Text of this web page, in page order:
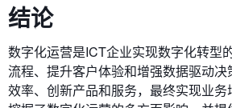
结论
数字化运营是ICT企业实现数字化转型
流程、提升客户体验和增强数据驱动
效率、创新产品和服务，最终实现业